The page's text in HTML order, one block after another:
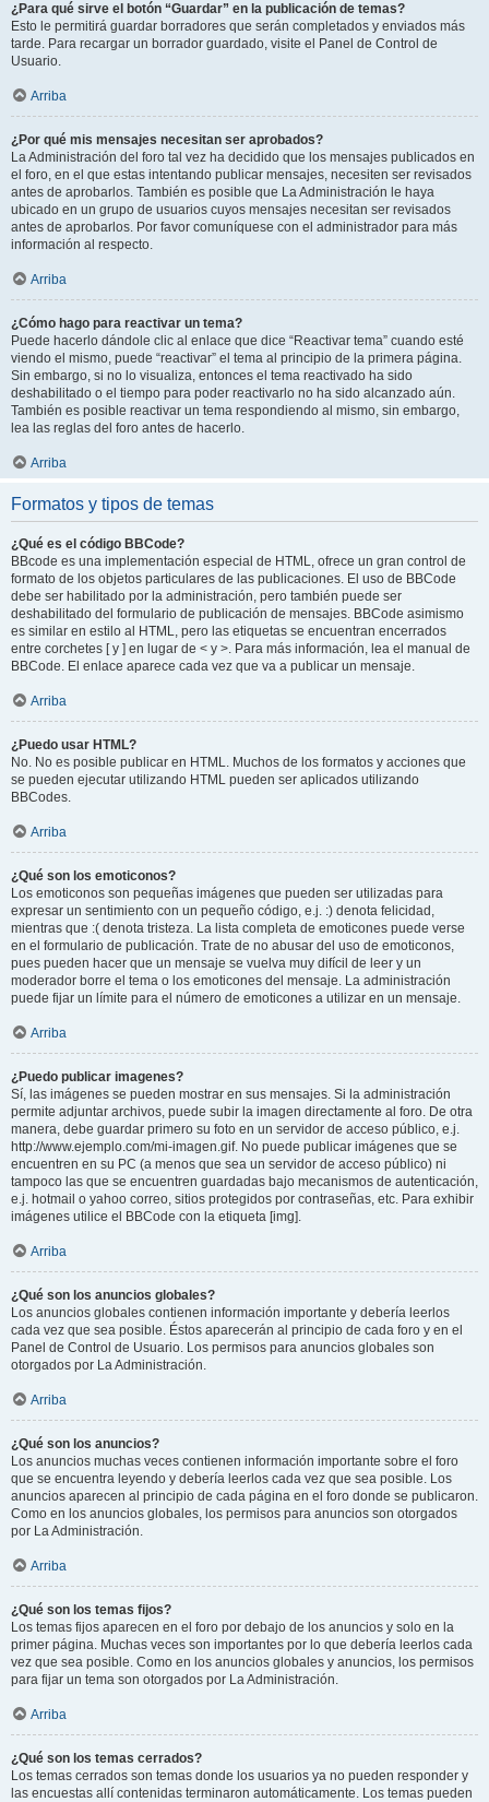
¿Para qué sirve el botón “Guardar” en la publicación de temas?
Esto le permitirá guardar borradores que serán completados y enviados más
tarde. Para recargar un borrador guardado, visite el Panel de Control de
Usuario.
Arriba
¿Por qué mis mensajes necesitan ser aprobados?
La Administración del foro tal vez ha decidido que los mensajes publicados en
el foro, en el que estas intentando publicar mensajes, necesiten ser revisados
antes de aprobarlos. También es posible que La Administración le haya
ubicado en un grupo de usuarios cuyos mensajes necesitan ser revisados
antes de aprobarlos. Por favor comuníquese con el administrador para más
información al respecto.
Arriba
¿Cómo hago para reactivar un tema?
Puede hacerlo dándole clic al enlace que dice “Reactivar tema” cuando esté
viendo el mismo, puede “reactivar” el tema al principio de la primera página.
Sin embargo, si no lo visualiza, entonces el tema reactivado ha sido
deshabilitado o el tiempo para poder reactivarlo no ha sido alcanzado aún.
También es posible reactivar un tema respondiendo al mismo, sin embargo,
lea las reglas del foro antes de hacerlo.
Arriba
Formatos y tipos de temas
¿Qué es el código BBCode?
BBcode es una implementación especial de HTML, ofrece un gran control de
formato de los objetos particulares de las publicaciones. El uso de BBCode
debe ser habilitado por la administración, pero también puede ser
deshabilitado del formulario de publicación de mensajes. BBCode asimismo
es similar en estilo al HTML, pero las etiquetas se encuentran encerrados
entre corchetes [ y ] en lugar de < y >. Para más información, lea el manual de
BBCode. El enlace aparece cada vez que va a publicar un mensaje.
Arriba
¿Puedo usar HTML?
No. No es posible publicar en HTML. Muchos de los formatos y acciones que
se pueden ejecutar utilizando HTML pueden ser aplicados utilizando
BBCodes.
Arriba
¿Qué son los emoticonos?
Los emoticonos son pequeñas imágenes que pueden ser utilizadas para
expresar un sentimiento con un pequeño código, e.j. :) denota felicidad,
mientras que :( denota tristeza. La lista completa de emoticones puede verse
en el formulario de publicación. Trate de no abusar del uso de emoticonos,
pues pueden hacer que un mensaje se vuelva muy difícil de leer y un
moderador borre el tema o los emoticones del mensaje. La administración
puede fijar un límite para el número de emoticones a utilizar en un mensaje.
Arriba
¿Puedo publicar imagenes?
Sí, las imágenes se pueden mostrar en sus mensajes. Si la administración
permite adjuntar archivos, puede subir la imagen directamente al foro. De otra
manera, debe guardar primero su foto en un servidor de acceso público, e.j.
http://www.ejemplo.com/mi-imagen.gif. No puede publicar imágenes que se
encuentren en su PC (a menos que sea un servidor de acceso público) ni
tampoco las que se encuentren guardadas bajo mecanismos de autenticación,
e.j. hotmail o yahoo correo, sitios protegidos por contraseñas, etc. Para exhibir
imágenes utilice el BBCode con la etiqueta [img].
Arriba
¿Qué son los anuncios globales?
Los anuncios globales contienen información importante y debería leerlos
cada vez que sea posible. Éstos aparecerán al principio de cada foro y en el
Panel de Control de Usuario. Los permisos para anuncios globales son
otorgados por La Administración.
Arriba
¿Qué son los anuncios?
Los anuncios muchas veces contienen información importante sobre el foro
que se encuentra leyendo y debería leerlos cada vez que sea posible. Los
anuncios aparecen al principio de cada página en el foro donde se publicaron.
Como en los anuncios globales, los permisos para anuncios son otorgados
por La Administración.
Arriba
¿Qué son los temas fijos?
Los temas fijos aparecen en el foro por debajo de los anuncios y solo en la
primer página. Muchas veces son importantes por lo que debería leerlos cada
vez que sea posible. Como en los anuncios globales y anuncios, los permisos
para fijar un tema son otorgados por La Administración.
Arriba
¿Qué son los temas cerrados?
Los temas cerrados son temas donde los usuarios ya no pueden responder y
las encuestas allí contenidas terminaron automáticamente. Los temas pueden